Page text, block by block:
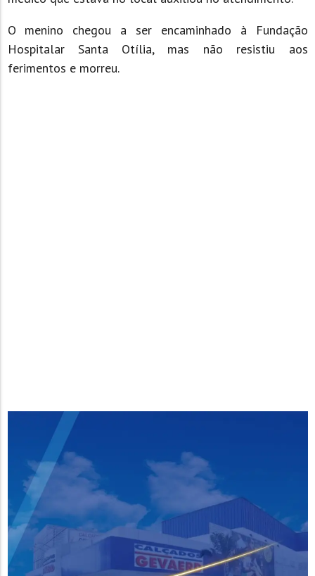
O menino chegou a ser encaminhado à Fundação
Hospitalar Santa Otília, mas não resistiu aos
ferimentos e morreu.